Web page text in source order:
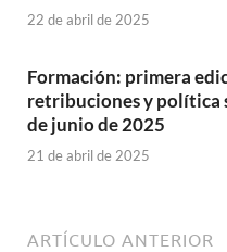
22 de abril de 2025
Formación: primera
retribuciones y política
de junio de 2025
21 de abril de 2025
ARTÍCULO ANTERIOR